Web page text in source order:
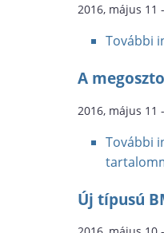
2016, május 11
További
A
2016, május 11
További
Új típusú